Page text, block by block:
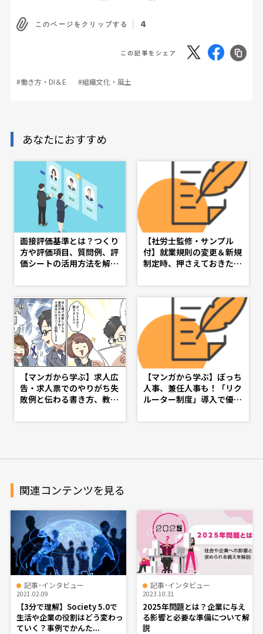
このページをクリップする 4
この記事をシェア
#働き方・DI＆E #組織文化・風土
あなたにおすすめ
面接評価基準とは？つくり
方や評価項目、質問例、評
価シートの活用方法を解説
想の人事へ、ショートカッ
ト
【社労士監修・サンプル
付】就業規則の変更＆新規
制定時、押さえておきたい
（dsj）- 理想の人事へ、シ
ョートカット
【マンガから学ぶ】求人広
告・求人票でのやりがち失
敗例と伝わる書き方、教え
【マンガから学ぶ】ぼっち
人事、兼任人事も！「リク
ルーター制度」導入で優秀
話-
関連コンテンツを見る
記事･インタビュー
2021.02.09
【3分で理解】Society 5.0で
生活や企業の役割はどう変わっ
ていく？事例でかんた...
記事･インタビュー
2023.10.31
2025年問題とは？企業に与え
る影響と必要な準備について解
説